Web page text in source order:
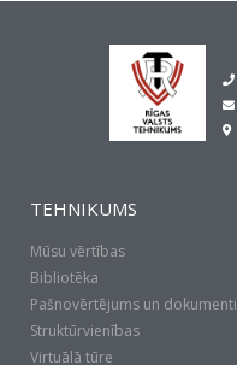
TEHNIKUMS
Mūsu vērtības
Bibliotēka
Pašnovērtējums un dokumenti
Struktūrvienības
Virtuālā tūre